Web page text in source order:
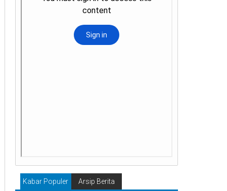
Kabar Populer Arsip Berita